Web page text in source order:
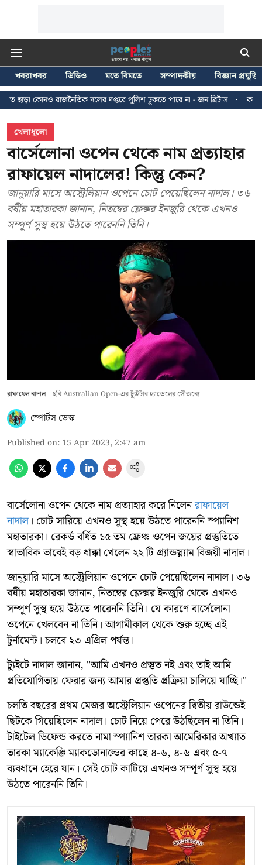
খবরাখবর ভিডিও মতে বিমতে সম্পাদকীয়
বিজ্ঞান প্রযুক্তি
দলের দপ্তরে পুলিশ ঢুকতে পারে না - জন ব্রিটাস
কলকাতায় ২৪
খেলাধুলো
বার্সেলোনা ওপেন থেকে নাম প্রত্যাহার
রাফায়েল নাদালের! কিন্তু কেন?
জানুয়ারি মাসে অস্ট্রেলিয়ান ওপেনে চোট পেয়েছিলেন নাদাল। ৩৬
বর্ষীয় মহাতারকা জানান, নিতম্বের ফ্লেক্সর ইনজুরি থেকে এখনও
সম্পূর্ণ সুস্থ হয়ে উঠতে পারেননি তিনি।
রাফায়েল নাদাল ছবি Australian Open-এর ট্যুইটার হ্যান্ডেলের সৌজন্যে
স্পোর্টস ডেস্ক
Published on: 15 Apr 2023, 2:47 am
বার্সেলোনা ওপেন থেকে নাম প্রত্যাহার করে নিলেনরাফায়েল
নাদাল। চোট সারিয়ে এখনও সুস্থ হয়ে উঠতে পারেননি স্প্যানিশ
মহাতারকা। রেকর্ড বর্ধিত ১৫ তম ফ্রেঞ্চ ওপেন জয়ের প্রস্তুতিতে
স্বাভাবিক ভাবেই বড় ধাক্কা খেলেন ২২ টি গ্র্যান্ডস্ল্যাম বিজয়ী নাদাল।
জানুয়ারি মাসে অস্ট্রেলিয়ান ওপেনে চোট পেয়েছিলেন নাদাল। ৩৬
বর্ষীয় মহাতারকা জানান, নিতম্বের ফ্লেক্সর ইনজুরি থেকে এখনও
সম্পূর্ণ সুস্থ হয়ে উঠতে পারেননি তিনি। যে কারণে বার্সেলোনা
ওপেনে খেলবেন না তিনি। আগামীকাল থেকে শুরু হচ্ছে এই
টুর্নামেন্ট। চলবে ২৩ এপ্রিল পর্যন্ত।
ট্যুইটে নাদাল জানান, "আমি এখনও প্রস্তুত নই এবং তাই আমি
প্রতিযোগিতায় ফেরার জন্য আমার প্রস্তুতি প্রক্রিয়া চালিয়ে যাচ্ছি।"
চলতি বছরের প্রথম মেজর অস্ট্রেলিয়ান ওপেনের দ্বিতীয় রাউন্ডেই
ছিটকে গিয়েছিলেন নাদাল। চোট নিয়ে পেরে উঠছিলেন না তিনি।
টাইটেল ডিফেন্ড করতে নামা স্প্যানিশ তারকা আমেরিকার অখ্যাত
তারকা ম্যাকেঞ্জি ম্যাকডোনাল্ডের কাছে ৪-৬, ৪-৬ এবং ৫-৭
ব্যবধানে হেরে যান। সেই চোট কাটিয়ে এখনও সম্পূর্ণ সুস্থ হয়ে
উঠতে পারেননি তিনি।